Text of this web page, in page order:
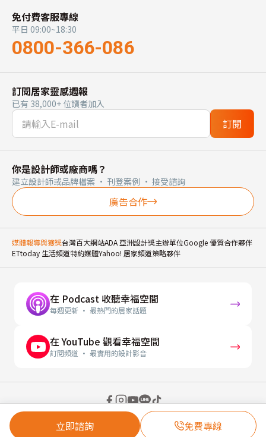
立即諮詢 免費專線
免付費客服專線
平日 09:00~18:30
0800-366-086
訂閱居家靈感週報
已有 38,000+ 位讀者加入
訂閱
你是設計師或廠商嗎？
建立設計師或品牌檔案 · 刊登案例 · 接受諮詢
廣告合作
媒體報導與獲獎台灣百大網站ADA 亞洲設計獎主辦單位Google 優質合作夥伴
ETtoday 生活頻道特約媒體Yahoo! 居家頻道策略夥伴
在 Podcast 收聽幸福空間
每週更新 · 最熱門的居家話題
在 YouTube 觀看幸福空間
訂閱頻道 · 最實用的設計影音
© 2026 幸福空間 Gorgeous Space Co., Ltd.